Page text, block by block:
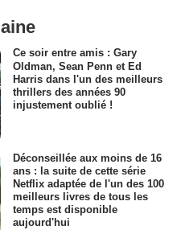
Ce soir entre amis : Gary
Oldman, Sean Penn et Ed
Harris dans l'un des meilleurs
thrillers des années 90
injustement oublié !
Déconseillée aux moins de 16
ans : la suite de cette série
Netflix adaptée de l'un des 100
meilleurs livres de tous les
temps est disponible
aujourd'hui